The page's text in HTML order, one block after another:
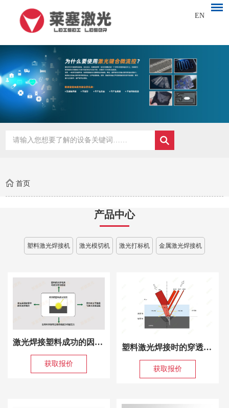
EN
首页
产品中心
塑料激光焊接机 激光模切机 激光打标机 金属激光焊接机
激光焊接塑料成功的因素有哪些（塑料激光焊接需要考虑什么）
获取报价
塑料激光焊接时的穿透率是怎么计算的？
获取报价